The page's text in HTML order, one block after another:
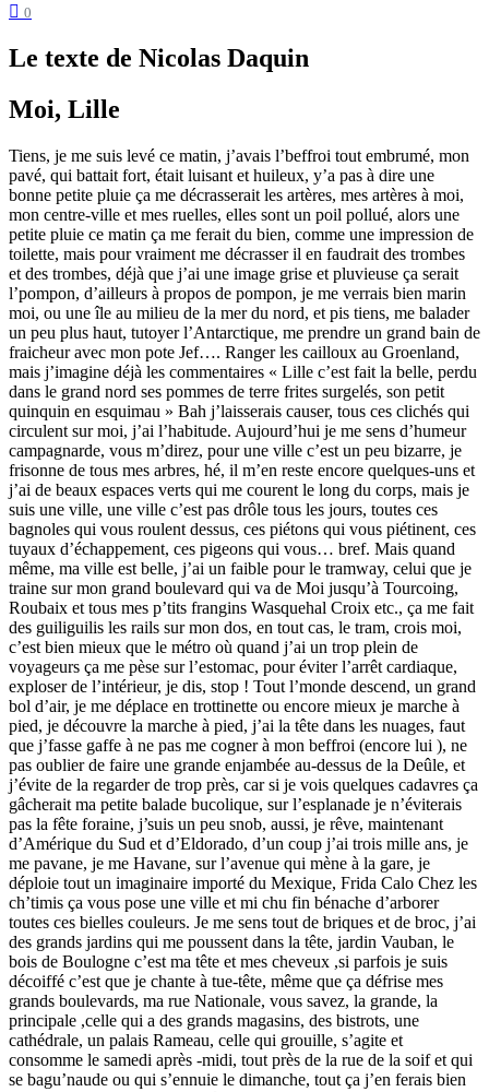
0
Le texte de Nicolas Daquin
Moi, Lille
Tiens, je me suis levé ce matin, j’avais l’beffroi tout embrumé, mon
pavé, qui battait fort, était luisant et huileux, y’a pas à dire une
bonne petite pluie ça me décrasserait les artères, mes artères à moi,
mon centre-ville et mes ruelles, elles sont un poil pollué, alors une
petite pluie ce matin ça me ferait du bien, comme une impression de
toilette, mais pour vraiment me décrasser il en faudrait des trombes
et des trombes, déjà que j’ai une image grise et pluvieuse ça serait
l’pompon, d’ailleurs à propos de pompon, je me verrais bien marin
moi, ou une île au milieu de la mer du nord, et pis tiens, me balader
un peu plus haut, tutoyer l’Antarctique, me prendre un grand bain de
fraicheur avec mon pote Jef…. Ranger les cailloux au Groenland,
mais j’imagine déjà les commentaires « Lille c’est fait la belle, perdu
dans le grand nord ses pommes de terre frites surgelés, son petit
quinquin en esquimau » Bah j’laisserais causer, tous ces clichés qui
circulent sur moi, j’ai l’habitude. Aujourd’hui je me sens d’humeur
campagnarde, vous m’direz, pour une ville c’est un peu bizarre, je
frisonne de tous mes arbres, hé, il m’en reste encore quelques-uns et
j’ai de beaux espaces verts qui me courent le long du corps, mais je
suis une ville, une ville c’est pas drôle tous les jours, toutes ces
bagnoles qui vous roulent dessus, ces piétons qui vous piétinent, ces
tuyaux d’échappement, ces pigeons qui vous… bref. Mais quand
même, ma ville est belle, j’ai un faible pour le tramway, celui que je
traine sur mon grand boulevard qui va de Moi jusqu’à Tourcoing,
Roubaix et tous mes p’tits frangins Wasquehal Croix etc., ça me fait
des guiliguilis les rails sur mon dos, en tout cas, le tram, crois moi,
c’est bien mieux que le métro où quand j’ai un trop plein de
voyageurs ça me pèse sur l’estomac, pour éviter l’arrêt cardiaque,
exploser de l’intérieur, je dis, stop ! Tout l’monde descend, un grand
bol d’air, je me déplace en trottinette ou encore mieux je marche à
pied, je découvre la marche à pied, j’ai la tête dans les nuages, faut
que j’fasse gaffe à ne pas me cogner à mon beffroi (encore lui ), ne
pas oublier de faire une grande enjambée au-dessus de la Deûle, et
j’évite de la regarder de trop près, car si je vois quelques cadavres ça
gâcherait ma petite balade bucolique, sur l’esplanade je n’éviterais
pas la fête foraine, j’suis un peu snob, aussi, je rêve, maintenant
d’Amérique du Sud et d’Eldorado, d’un coup j’ai trois mille ans, je
me pavane, je me Havane, sur l’avenue qui mène à la gare, je
déploie tout un imaginaire importé du Mexique, Frida Calo Chez les
ch’timis ça vous pose une ville et mi chu fin bénache d’arborer
toutes ces bielles couleurs. Je me sens tout de briques et de broc, j’ai
des grands jardins qui me poussent dans la tête, jardin Vauban, le
bois de Boulogne c’est ma tête et mes cheveux ,si parfois je suis
décoiffé c’est que je chante à tue-tête, même que ça défrise mes
grands boulevards, ma rue Nationale, vous savez, la grande, la
principale ,celle qui a des grands magasins, des bistrots, une
cathédrale, un palais Rameau, celle qui grouille, s’agite et
consomme le samedi après -midi, tout près de la rue de la soif et qui
se bagu’naude ou qui s’ennuie le dimanche, tout ça j’en ferais bien